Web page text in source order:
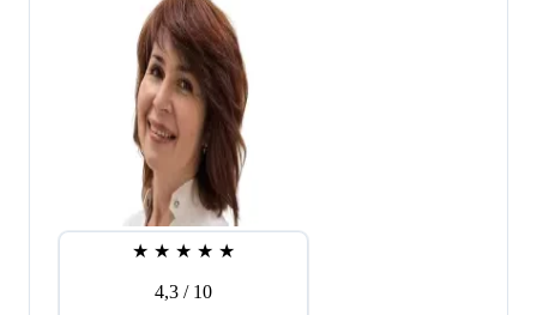
★ ★ ★ ★ ★
4,3 / 10